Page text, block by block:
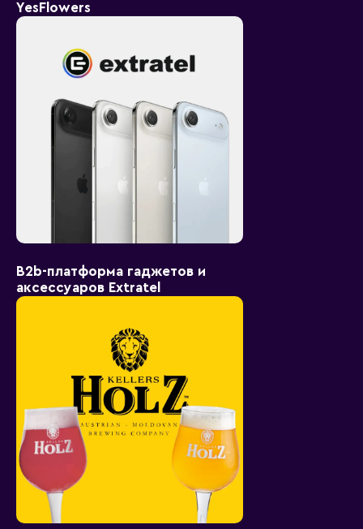
YesFlowers
B2b-платформа гаджетов и
аксессуаров Extratel